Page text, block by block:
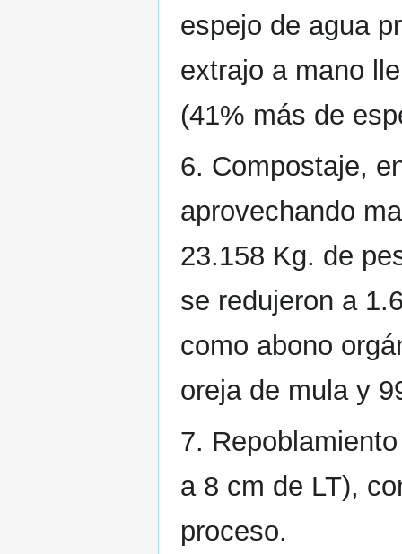
espejo de agua
extrajo a mano
(41% más de
6. Compostaje,
aprovechando
23.158 Kg. de
se redujeron a
como abono
oreja de mula y
7.
a 8 cm de LT),
proceso.